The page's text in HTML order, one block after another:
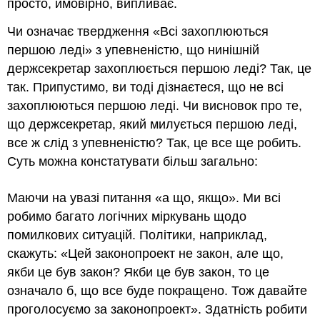
просто, ймовірно, випливає.
Чи означає твердження «Всі захоплюються
першою леді» з упевненістю, що нинішній
держсекретар захоплюється першою леді? Так, це
так. Припустимо, ви тоді дізнаєтеся, що не всі
захоплюються першою леді. Чи висновок про те,
що держсекретар, який милується першою леді,
все ж слід з упевненістю? Так, це все ще робить.
Суть можна констатувати більш загально:
Маючи на увазі питання «а що, якщо». Ми всі
робимо багато логічних міркувань щодо
помилкових ситуацій. Політики, наприклад,
скажуть: «Цей законопроект не закон, але що,
якби це був закон? Якби це був закон, то це
означало б, що все буде покращено. Тож давайте
проголосуємо за законопроект». Здатність робити